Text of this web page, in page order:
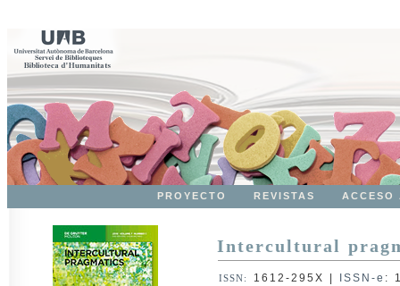
PROYECTO REVISTAS ACCESO
Intercultural
ISSN: 1612-295X ISSN-e :